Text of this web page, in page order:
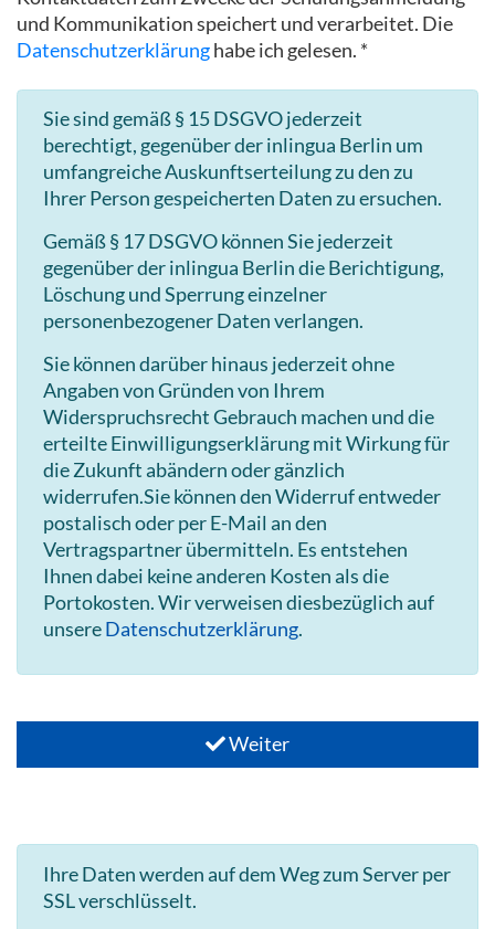
und Kommunikation speichert und verarbeitet. Die
Datenschutzerklärunghabe ich gelesen. *
Sie sind gemäß § 15 DSGVO jederzeit
berechtigt, gegenüber der inlingua Berlin um
umfangreiche Auskunftserteilung zu den zu
Ihrer Person gespeicherten Daten zu ersuchen.
Gemäß § 17 DSGVO können Sie jederzeit
gegenüber der inlingua Berlin die Berichtigung,
Löschung und Sperrung einzelner
personenbezogener Daten verlangen.
Sie können darüber hinaus jederzeit ohne
Angaben von Gründen von Ihrem
Widerspruchsrecht Gebrauch machen und die
erteilte Einwilligungserklärung mit Wirkung für
die Zukunft abändern oder gänzlich
widerrufen.Sie können den Widerruf entweder
postalisch oder per E-Mail an den
Vertragspartner übermitteln. Es entstehen
Ihnen dabei keine anderen Kosten als die
Portokosten. Wir verweisen diesbezüglich auf
unsereDatenschutzerklärung.
Weiter
Ihre Daten werden auf dem Weg zum Server per
SSL verschlüsselt.